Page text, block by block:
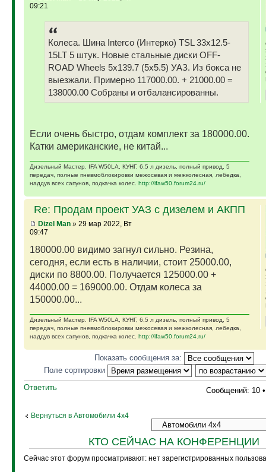
09:21
Колеса. Шина Interco (Интерко) TSL 33x12.5-
15LT 5 штук. Новые стальные диски OFF-
ROAD Wheels 5x139.7 (5x5.5) УАЗ. Из бокса не
выезжали. Примерно 117000.00. + 21000.00 =
138000.00 Собраны и отбалансированны.
Если очень быстро, отдам комплект за 180000.00.
Катки американские, не китай...
Дизельный Мастер. IFA W50LA, КУНГ, 6,5 л дизель, полный привод, 5
передач, полные пневмоблокировки межосевая и межколесная, лебедка,
наддув всех сапунов, подкачка колес. http://ifaw50.forum24.ru/
Re: Продам проект УАЗ с дизелем и АКПП
Dizel Man» 29 мар 2022, Вт
09:47
180000.00 видимо загнул сильно. Резина,
сегодня, если есть в наличии, стоит 25000.00,
диски по 8800.00. Получается 125000.00 +
44000.00 = 169000.00. Отдам колеса за
150000.00...
Дизельный Мастер. IFA W50LA, КУНГ, 6,5 л дизель, полный привод, 5
передач, полные пневмоблокировки межосевая и межколесная, лебедка,
наддув всех сапунов, подкачка колес. http://ifaw50.forum24.ru/
Показать сообщения за:
Поле сортировки
Ответить
Сообщений: 10
Вернуться в Автомобили 4х4
КТО СЕЙЧАС НА КОНФЕРЕНЦИИ
Сейчас этот форум просматривают: нет зарегистрированных